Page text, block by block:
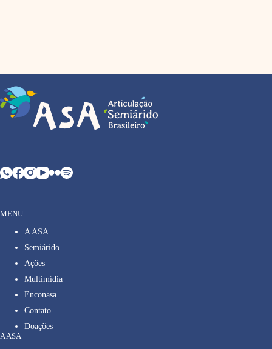
MENU
A ASA
Semiárido
Ações
Multimídia
Enconasa
Contato
Doações
A ASA